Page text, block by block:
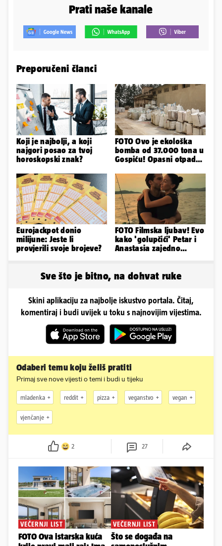
Prati naše kanale
Preporučeni članci
Koji je najbolji, a koji
najgori posao za tvoj
horoskopski znak?
FOTO Ovo je ekološka
bomba od 37.000 tona u
Gospiću! Opasni otpad
Eurojackpot donio
milijune: Jeste li
provjerili svoje brojeve?
FOTO Filmska ljubav! Evo
kako 'golupčići' Petar i
Anastasia zajedno
Sve što je bitno, na dohvat ruke
Skini aplikaciju za najbolje iskustvo portala. Čitaj,
komentiraj i budi uvijek u toku s najnovijim vijestima.
Odaberi temu koju želiš pratiti
Primaj sve nove vijesti o temi i budi u tijeku
mladenka reddit pizza veganstvo vegan
vjenčanje
2 27